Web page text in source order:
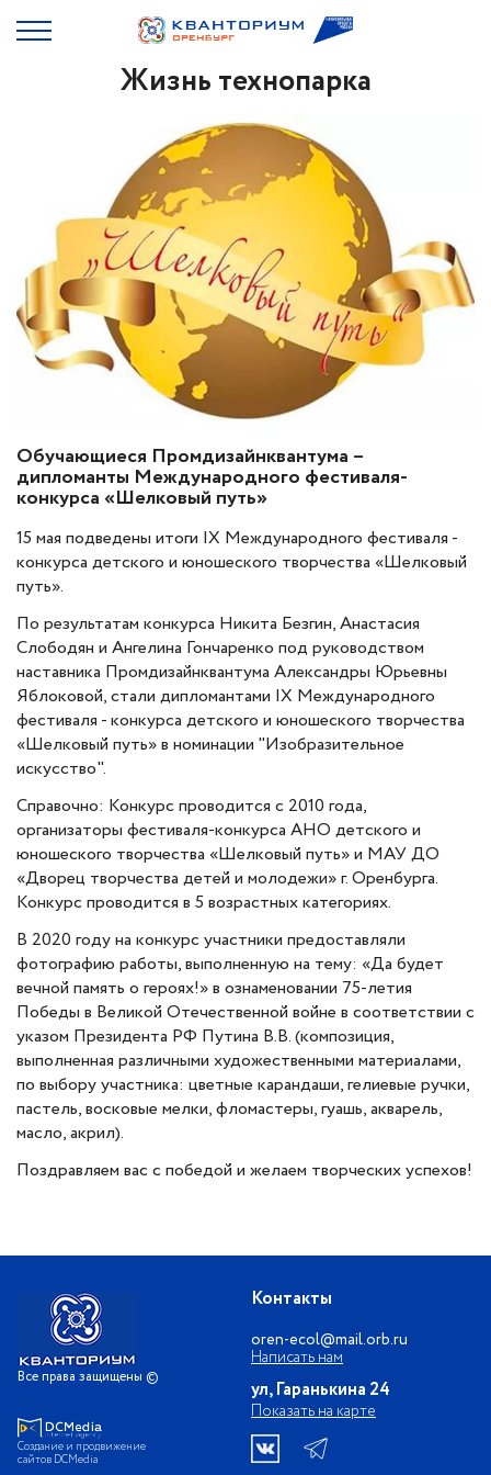
Жизнь технопарка
Обучающиеся Промдизайнквантума –
дипломанты Международного фестиваля-
конкурса «Шелковый путь»
15 мая подведены итоги IX Международного фестиваля -
конкурса детского и юношеского творчества «Шелковый
путь».
По результатам конкурса Никита Безгин, Анастасия
Слободян и Ангелина Гончаренко под руководством
наставника Промдизайнквантума Александры Юрьевны
Яблоковой, стали дипломантами IX Международного
фестиваля - конкурса детского и юношеского творчества
«Шелковый путь» в номинации "Изобразительное
искусство".
Справочно: Конкурс проводится с 2010 года,
организаторы фестиваля-конкурса АНО детского и
юношеского творчества «Шелковый путь» и МАУ ДО
«Дворец творчества детей и молодежи» г. Оренбурга.
Конкурс проводится в 5 возрастных категориях.
В 2020 году на конкурс участники предоставляли
фотографию работы, выполненную на тему: «Да будет
вечной память о героях!» в ознаменовании 75-летия
Победы в Великой Отечественной войне в соответствии с
указом Президента РФ Путина В.В. (композиция,
выполненная различными художественными материалами,
по выбору участника: цветные карандаши, гелиевые ручки,
пастель, восковые мелки, фломастеры, гуашь, акварель,
масло, акрил).
Поздравляем вас с победой и желаем творческих успехов!
Все права защищены ©
Создание и продвижение
сайтов DCMedia
Контакты
oren-ecol@mail.orb.ru
Написать нам
ул, Гаранькина 24
Показать на карте